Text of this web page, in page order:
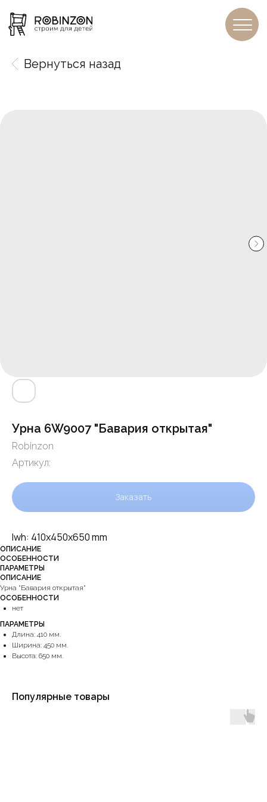
Вернуться назад
Урна 6W9007 "Бавария открытая"
Robinzon
Артикул:
Заказать
lwh: 410x450x650 mm
ОПИСАНИЕ
ОСОБЕННОСТИ
ПАРАМЕТРЫ
ОПИСАНИЕ
Урна "Бавария открытая"
ОСОБЕННОСТИ
нет
ПАРАМЕТРЫ
Длина: 410 мм.
Ширина: 450 мм.
Высота: 650 мм.
Популярные товары